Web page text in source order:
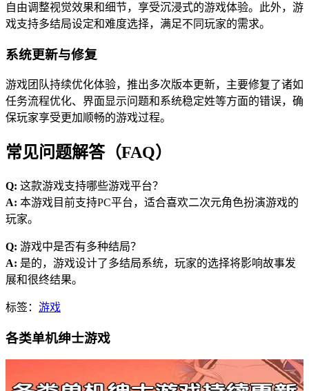
自由调整视觉效果和细节，享受沉浸式的游戏体验。此外，游
戏支持多结局设定和难度选择，满足不同玩家的需求。
系统更新与修复
游戏团队持续优化体验，推出多次版本更新，主要修复了诸如
任务流程优化、界面显示问题和系统稳定姓等方面的错误，确
保玩家享受更加顺畅的游戏过程。
常见问题解答（FAQ）
Q: 这款游戏支持哪些游戏平台？
A: 本游戏目前支持PC平台，适合喜欢二次元角色扮演游戏的
玩家。
Q: 游戏中是否有多种结局？
A: 是的，游戏设计了多结局系统，玩家的选择将影响故事发
展和很终结果。
标签： 游戏
各类单机绅士游戏